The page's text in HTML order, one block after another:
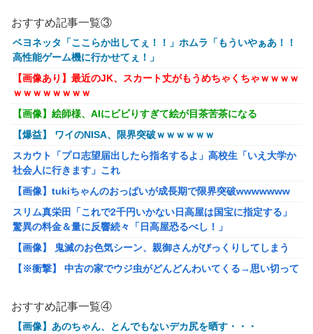
壊（定期【第二の職業を得て、世界最強になりました】
氷色のすずか！！ 第30話
アップル、中国製メモリーチップをテスト。中国様が任天堂も助
けてくださるかも
ダウンード版買うやつの特徴「50％OFFが購入最低ライン」
【艦これ】今日の日に青い空を見上げ 他
【艦これ】ママッチャーウサギ 他
【艦これ】阿賀野姉妹水着mode並べ 他
みい山『そもそも作品自体が糞つまらない』と叩かれだすｗｗｗ
ｗｗ
マジで「女しか」使わない言葉ｗｗｗｗｗｗｗｗｗｗｗｗｗｗｗ
ｗｗｗｗｗｗｗｗｗｗｗｗ
【動画】メガネデブ、めちゃスムーズに無銭飲食してしまうｗｗ
ｗｗ
呪い「洗濯物のパンツ見て性生活を察して泣きたい」と周囲に暴
露していて気持ち悪すぎた
おすすめ記事一覧③
ベヨネッタ「ここらか出してぇ！！」ホムラ「もういやぁあ！！
高性能ゲーム機に行かせてぇ！」
【画像あり】最近のJK、スカート丈がもうめちゃくちゃｗｗｗｗ
ｗｗｗｗｗｗｗｗ
【画像】絵師様、AIにビビりすぎて絵が目茶苦茶になる
【爆益】 ワイのNISA、限界突破ｗｗｗｗｗｗ
スカウト「プロ志望届出したら指名するよ」高校生「いえ大学か
社会人に行きます」これ
【画像】tukiちゃんのおっぱいが成長期で限界突破wwwwwww
スリム真栄田「これで2千円いかない日高屋は国宝に指定する」
驚異の料金＆量に反響続々「日高屋恐るべし！」
【画像】 鬼滅のお色気シーン、親御さんがびっくりしてしまう
【※衝撃】 中古の家でウジ虫がどんどんわいてくる→思い切って
急募 スマホに入れるべきアプリ
【動画】プリウス乗り、違法駐車をしてバスを1時間遅延させて
おすすめ記事一覧④
【画像】あのちゃん、とんでもないデカ尻を晒す・・・